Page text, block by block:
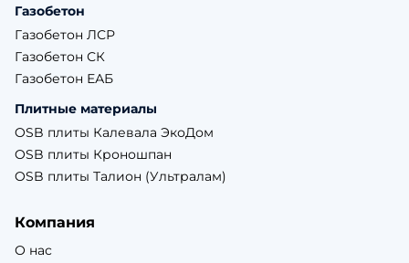
Газобетон
Газобетон ЛСР
Газобетон СК
Газобетон ЕАБ
Плитные материалы
OSB плиты Калевала ЭкоДом
OSB плиты Кроношпан
OSB плиты Талион (Ультралам)
Компания
О нас